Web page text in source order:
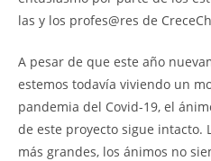
las y los profes@res de
A pesar de que este año
estemos todavía viviendo un
pandemia del Covid-19, el
de este proyecto sigue intacto.
más grandes, los ánimos no